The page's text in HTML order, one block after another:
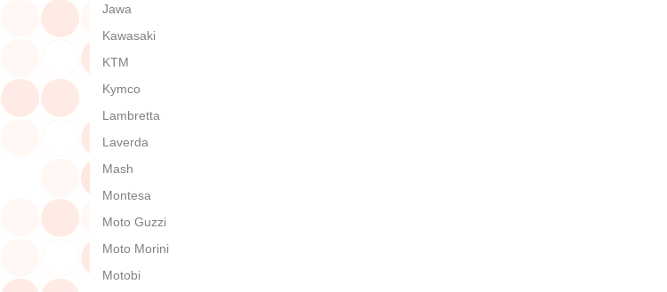
Jawa
Kawasaki
KTM
Kymco
Lambretta
Laverda
Mash
Montesa
Moto Guzzi
Moto Morini
Motobi